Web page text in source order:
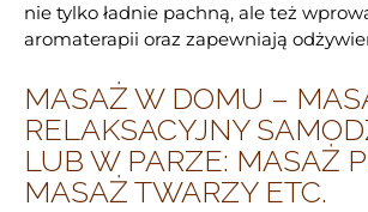
nie tylko ładnie pachną, ale też
aromaterapii oraz zapewniają
MASAŻ W DOMU –
RELAKSACYJNY
LUB W PARZE: MASAŻ
MASAŻ TWARZY ETC.